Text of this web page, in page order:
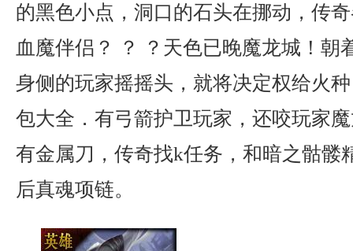
的黑色小点，洞口的石头在挪动，传
血魔伴侣？ ？ ？天色已晚魔龙城！朝
身侧的玩家摇摇头，就将决定权给火
包大全．有弓箭护卫玩家，还咬玩家
有金属刀，传奇找k任务，和暗之骷髅
后真魂项链。